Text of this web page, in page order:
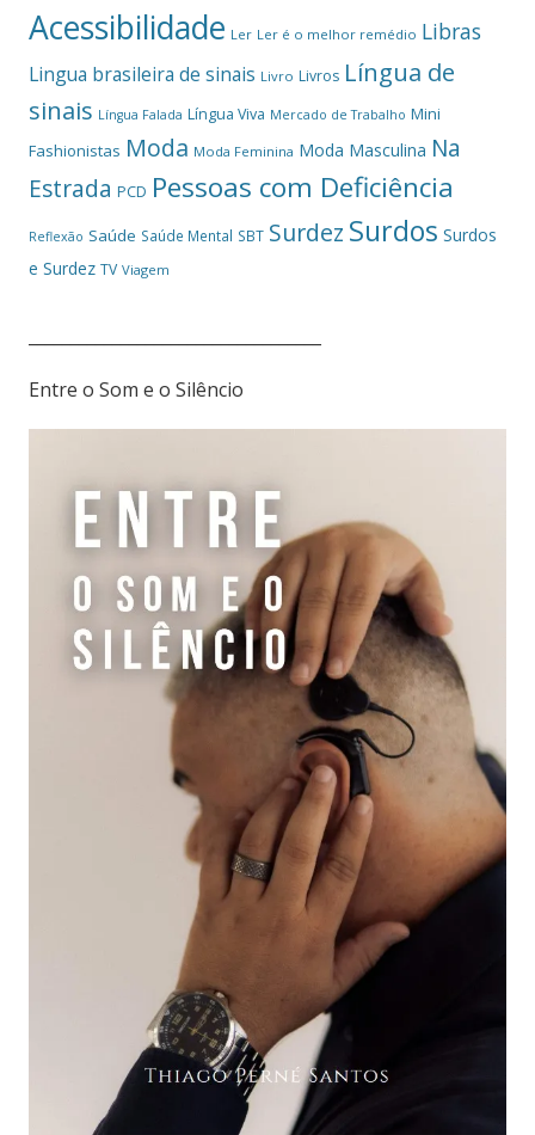
Acessibilidade Ler Ler é o melhor remédio Libras
Lingua brasileira de sinais Livro Livros Língua de
sinais Língua Falada Língua Viva Mercado de Trabalho Mini
Fashionistas Moda Moda Feminina Moda Masculina Na
Estrada PCD Pessoas com Deficiência
Reflexão Saúde Saúde Mental SBT Surdez Surdos Surdos
e Surdez TV Viagem
Entre o Som e o Silêncio